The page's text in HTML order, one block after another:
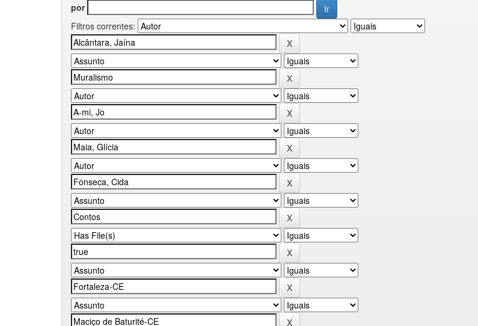
por
Filtros correntes: